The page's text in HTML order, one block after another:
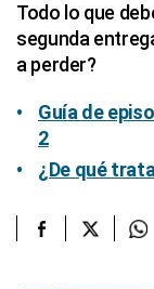
Todo lo que
segunda
a perder?
Guía de
2
¿De qué